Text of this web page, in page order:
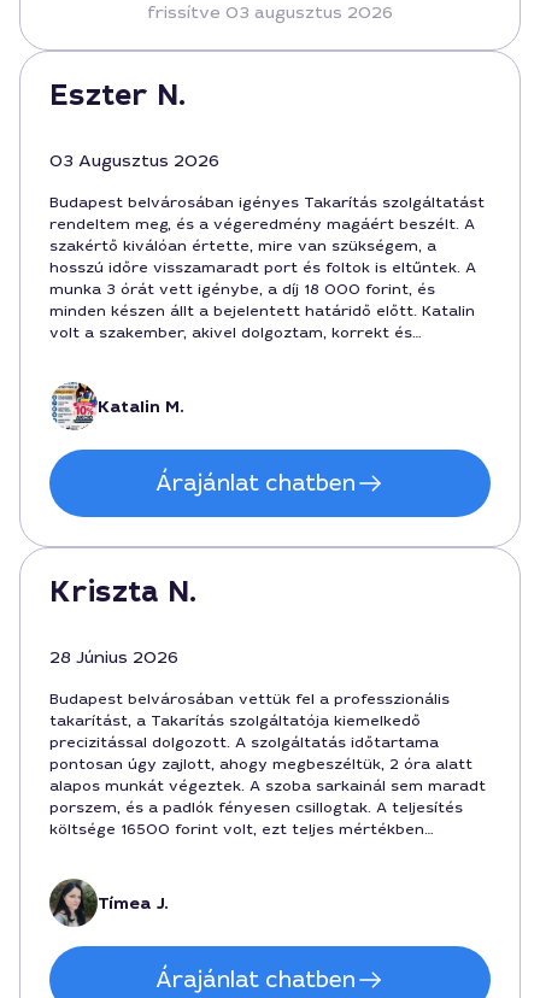
frissítve 03 augusztus 2026
Eszter N.
03 Augusztus 2026
Budapest belvárosában igényes Takarítás szolgáltatást
rendeltem meg, és a végeredmény magáért beszélt. A
szakértő kiválóan értette, mire van szükségem, a
hosszú időre visszamaradt port és foltok is eltűntek. A
munka 3 órát vett igénybe, a díj 18 000 forint, és
minden készen állt a bejelentett határidő előtt. Katalin
volt a szakember, akivel dolgoztam, korrekt és
Katalin M.
Árajánlat chatben
Kriszta N.
28 Június 2026
Budapest belvárosában vettük fel a professzionális
takarítást, a Takarítás szolgáltatója kiemelkedő
precizitással dolgozott. A szolgáltatás időtartama
pontosan úgy zajlott, ahogy megbeszéltük, 2 óra alatt
alapos munkát végeztek. A szoba sarkainál sem maradt
porszem, és a padlók fényesen csillogtak. A teljesítés
költsége 16500 forint volt, ezt teljes mértékben
Tímea J.
Árajánlat chatben